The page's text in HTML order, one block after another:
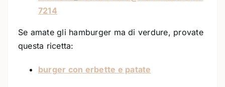
Se amate gli hamburger ma di verdure, provate
questa ricetta:
burger con erbette e patate